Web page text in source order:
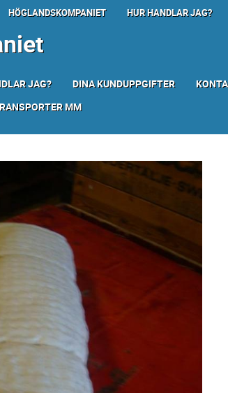
HÖGLANDSKOMPANIET HUR HANDLAR JAG?
JAG? DINA KUNDUPPGIFTER
MM